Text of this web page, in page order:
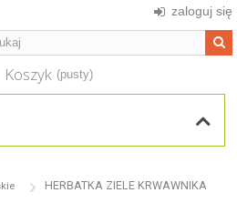
zaloguj się
Koszyk (pusty)
HERBATKA ZIELE KRWAWNIKA